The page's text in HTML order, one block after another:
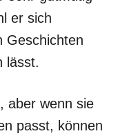
er sich
Geschichten
lässt.
aber wenn sie
passt, können